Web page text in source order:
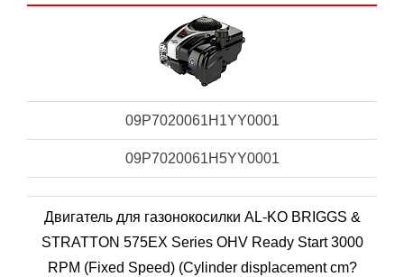
09P7020061H1YY0001
09P7020061H5YY0001
Двигатель для газонокосилки AL-KO BRIGGS &
STRATTON 575EX Series OHV Ready Start 3000
RPM (Fixed Speed) (Cylinder displacement cm?